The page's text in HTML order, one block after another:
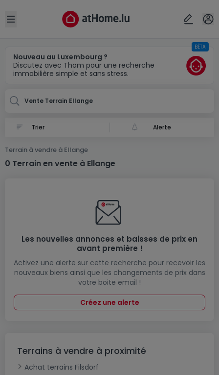
Open sidebar
Nouveau au Luxembourg ?
Discutez avec Thom pour une recherche
immobilière simple et sans stress.
BÊTA
Vente Terrain Ellange
Alerte
Terrain à vendre à Ellange
0 Terrain en vente à Ellange
Les nouvelles annonces et baisses de prix en
avant première !
Activez une alerte sur cette recherche pour recevoir les
nouveaux biens ainsi que les changements de prix dans
votre boite email !
Créez une alerte
Terrains à vendre à proximité
Achat terrains Filsdorf
Localité(s)
Annuler OK